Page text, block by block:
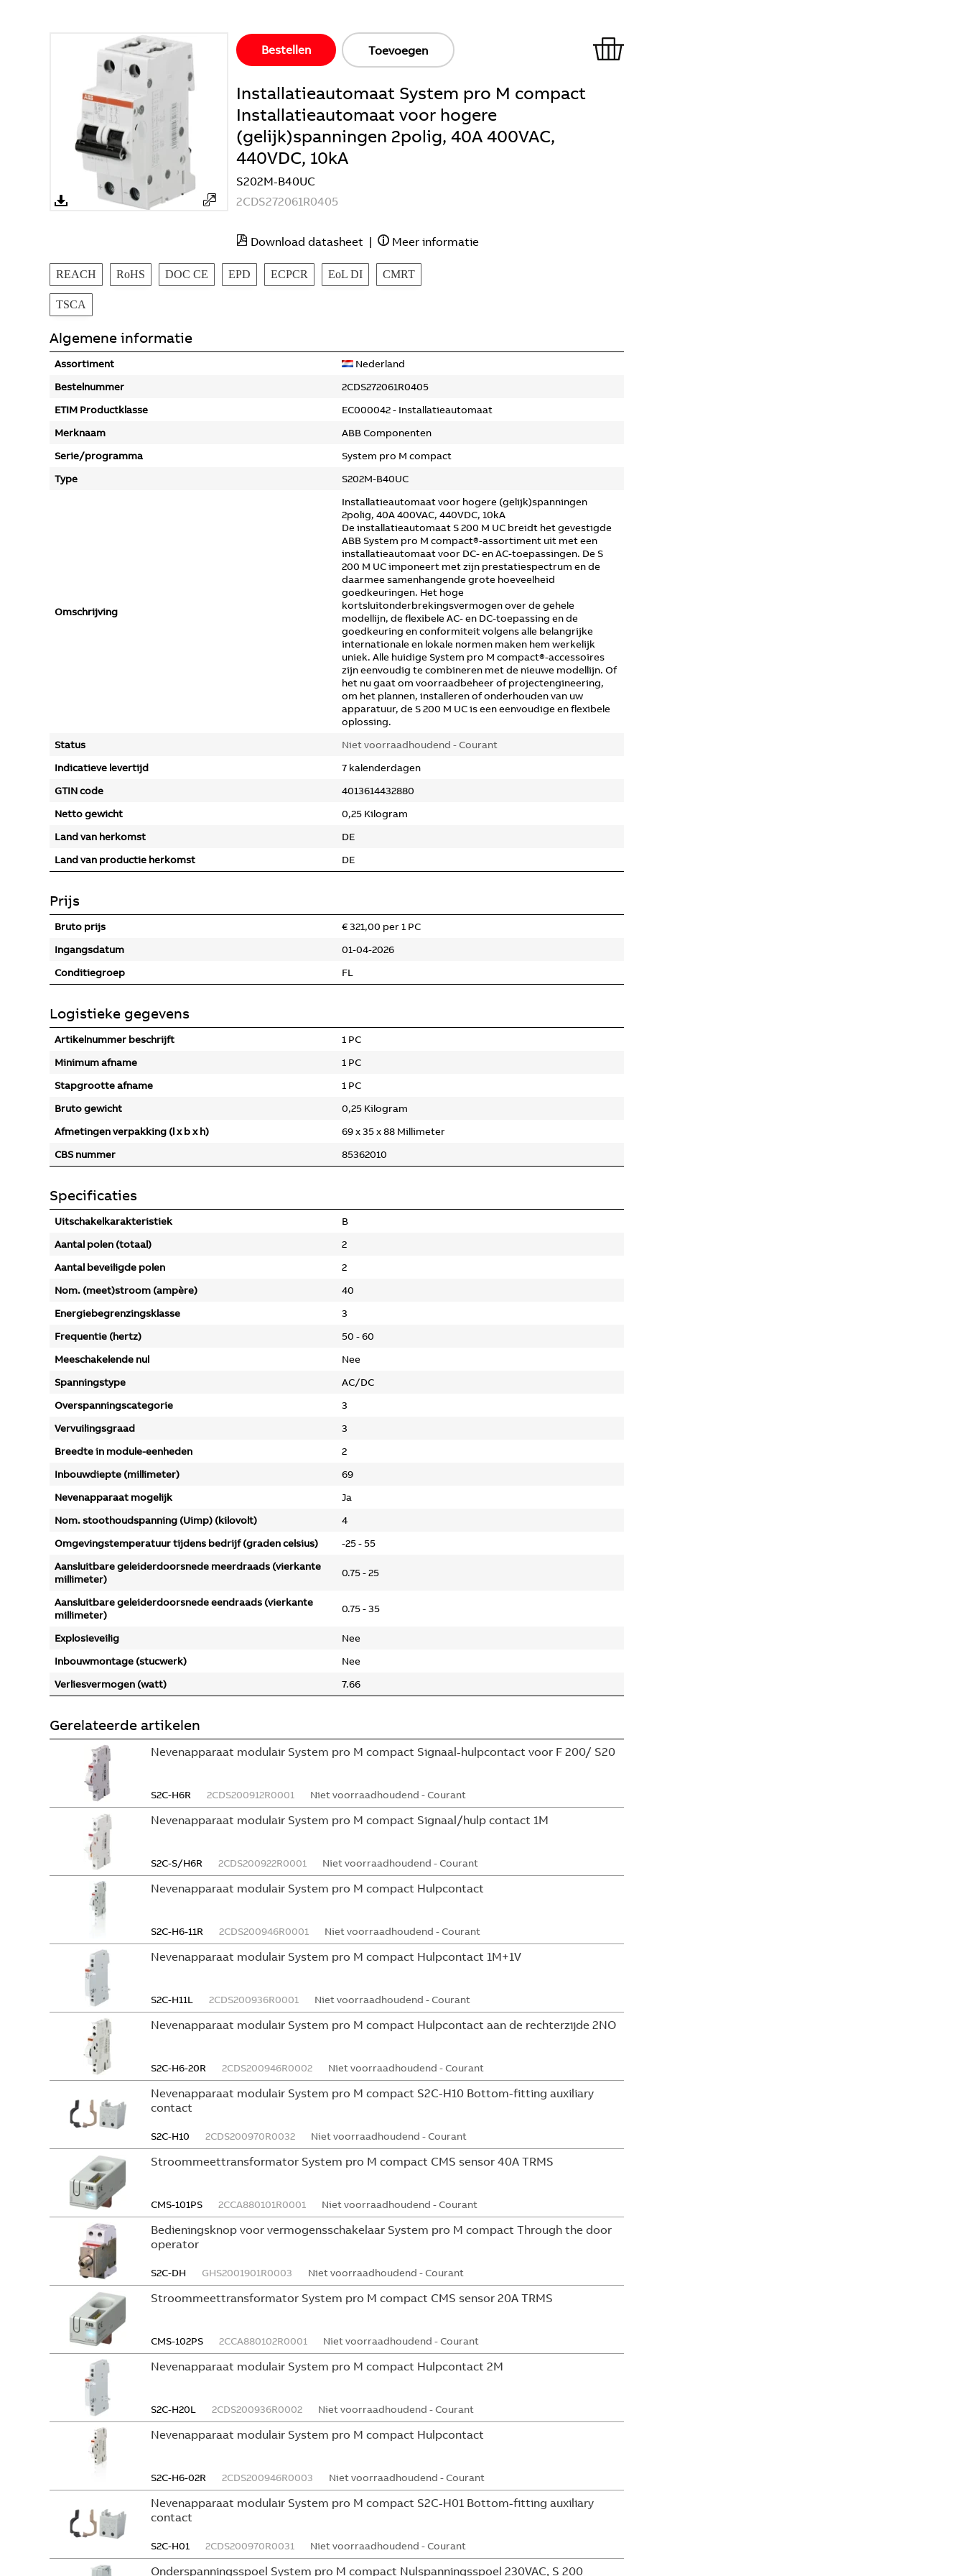
Bestellen Toevoegen
Installatieautomaat System pro M compact
Installatieautomaat voor hogere
(gelijk)spanningen 2polig, 40A 400VAC,
440VDC, 10kA
S202M-B40UC
2CDS272061R0405
Download datasheet | Meer informatie
REACH RoHS DOC CE EPD ECPCR EoL DI CMRT
TSCA
Algemene informatie
Assortiment
Nederland
Bestelnummer
2CDS272061R0405
ETIM Productklasse
EC000042 - Installatieautomaat
Merknaam
ABB Componenten
Serie/programma
System pro M compact
Type
S202M-B40UC
Omschrijving
Installatieautomaat voor hogere (gelijk)spanningen
2polig, 40A 400VAC, 440VDC, 10kA
De installatieautomaat S 200 M UC breidt het gevestigde
ABB System pro M compact®-assortiment uit met een
installatieautomaat voor DC- en AC-toepassingen. De S
200 M UC imponeert met zijn prestatiespectrum en de
daarmee samenhangende grote hoeveelheid
goedkeuringen. Het hoge
kortsluitonderbrekingsvermogen over de gehele
modellijn, de flexibele AC- en DC-toepassing en de
goedkeuring en conformiteit volgens alle belangrijke
internationale en lokale normen maken hem werkelijk
uniek. Alle huidige System pro M compact®-accessoires
zijn eenvoudig te combineren met de nieuwe modellijn. Of
het nu gaat om voorraadbeheer of projectengineering,
om het plannen, installeren of onderhouden van uw
apparatuur, de S 200 M UC is een eenvoudige en flexibele
oplossing.
Status
Niet voorraadhoudend - Courant
Indicatieve levertijd
7 kalenderdagen
GTIN code
4013614432880
Netto gewicht
0,25 Kilogram
Land van herkomst
DE
Land van productie herkomst
DE
Prijs
Bruto prijs
€ 321,00 per 1 PC
Ingangsdatum
01-04-2026
Conditiegroep
FL
Logistieke gegevens
Artikelnummer beschrijft
1 PC
Minimum afname
1 PC
Stapgrootte afname
1 PC
Bruto gewicht
0,25 Kilogram
Afmetingen verpakking (l x b x h)
69 x 35 x 88 Millimeter
CBS nummer
85362010
Specificaties
Uitschakelkarakteristiek
B
Aantal polen (totaal)
2
Aantal beveiligde polen
2
Nom. (meet)stroom (ampère)
40
Energiebegrenzingsklasse
3
Frequentie (hertz)
50 - 60
Meeschakelende nul
Nee
Spanningstype
AC/DC
Overspanningscategorie
3
Vervuilingsgraad
3
Breedte in module-eenheden
2
Inbouwdiepte (millimeter)
69
Nevenapparaat mogelijk
Ja
Nom. stoothoudspanning (Uimp) (kilovolt)
4
Omgevingstemperatuur tijdens bedrijf (graden celsius)
-25 - 55
Aansluitbare geleiderdoorsnede meerdraads (vierkante
millimeter)
0.75 - 25
Aansluitbare geleiderdoorsnede eendraads (vierkante
millimeter)
0.75 - 35
Explosieveilig
Nee
Inbouwmontage (stucwerk)
Nee
Verliesvermogen (watt)
7.66
Gerelateerde artikelen
Nevenapparaat modulair System pro M compact Signaal-hulpcontact voor F 200/ S20
S2C-H6R 2CDS200912R0001 Niet voorraadhoudend - Courant
Nevenapparaat modulair System pro M compact Signaal/hulp contact 1M
S2C-S/H6R 2CDS200922R0001 Niet voorraadhoudend - Courant
Nevenapparaat modulair System pro M compact Hulpcontact
S2C-H6-11R 2CDS200946R0001 Niet voorraadhoudend - Courant
Nevenapparaat modulair System pro M compact Hulpcontact 1M+1V
S2C-H11L 2CDS200936R0001 Niet voorraadhoudend - Courant
Nevenapparaat modulair System pro M compact Hulpcontact aan de rechterzijde 2NO
S2C-H6-20R 2CDS200946R0002 Niet voorraadhoudend - Courant
Nevenapparaat modulair System pro M compact S2C-H10 Bottom-fitting auxiliary
contact
S2C-H10 2CDS200970R0032 Niet voorraadhoudend - Courant
Stroommeettransformator System pro M compact CMS sensor 40A TRMS
CMS-101PS 2CCA880101R0001 Niet voorraadhoudend - Courant
Bedieningsknop voor vermogensschakelaar System pro M compact Through the door
operator
S2C-DH GHS2001901R0003 Niet voorraadhoudend - Courant
Stroommeettransformator System pro M compact CMS sensor 20A TRMS
CMS-102PS 2CCA880102R0001 Niet voorraadhoudend - Courant
Nevenapparaat modulair System pro M compact Hulpcontact 2M
S2C-H20L 2CDS200936R0002 Niet voorraadhoudend - Courant
Nevenapparaat modulair System pro M compact Hulpcontact
S2C-H6-02R 2CDS200946R0003 Niet voorraadhoudend - Courant
Nevenapparaat modulair System pro M compact S2C-H01 Bottom-fitting auxiliary
contact
S2C-H01 2CDS200970R0031 Niet voorraadhoudend - Courant
Onderspanningsspoel System pro M compact Nulspanningsspoel 230VAC, S 200